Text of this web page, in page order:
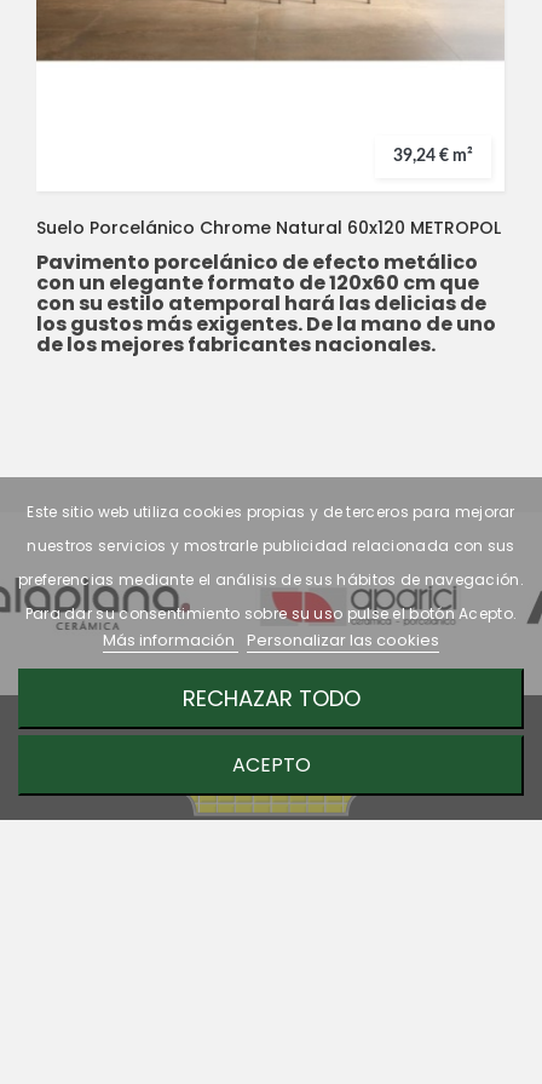
39,24 € m²
Suelo Porcelánico Chrome Natural 60x120 METROPOL
Pavimento porcelánico de efecto metálico
con un elegante formato de 120x60 cm que
con su estilo atemporal hará las delicias de
los gustos más exigentes. De la mano de uno
de los mejores fabricantes nacionales.
Este sitio web utiliza cookies propias y de terceros para mejorar
nuestros servicios y mostrarle publicidad relacionada con sus
preferencias mediante el análisis de sus hábitos de navegación.
Para dar su consentimiento sobre su uso pulse el botón Acepto.
Más información Personalizar las cookies
RECHAZAR TODO
ACEPTO